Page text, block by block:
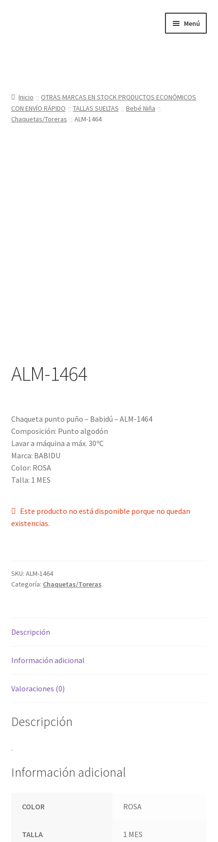
Menú
Sobre nosotros
Devoluciones
Política de Cookies
Política de privacidad
Inicio
OTRAS MARCAS EN STOCK PRODUCTOS ECONÓMICOS
CON ENVÍO RÁPIDO
TALLAS SUELTAS
Bebé Niña
Chaquetas/Toreras
ALM-1464
ALM-1464
Chaqueta punto puño – Babidú – ALM-1464
Composición: Punto algodón
Lavar a máquina a máx. 30ºC
Marca: BABIDU
Color: ROSA
Talla: 1 MES
Este producto no está disponible porque no quedan
existencias.
SKU: ALM-1464
Categoría: Chaquetas/Toreras
Descripción
Información adicional
Valoraciones (0)
Descripción
.
Información adicional
COLOR ROSA
TALLA 1 MES